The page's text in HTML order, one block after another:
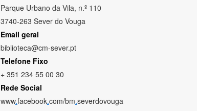
Parque Urbano da Vila, n.º 110
3740-263 Sever do Vouga
Email geral
biblioteca@cm-sever.pt
Telefone Fixo
+ 351 234 55 00 30
Rede Social
www.facebook.com/bm.severdovouga